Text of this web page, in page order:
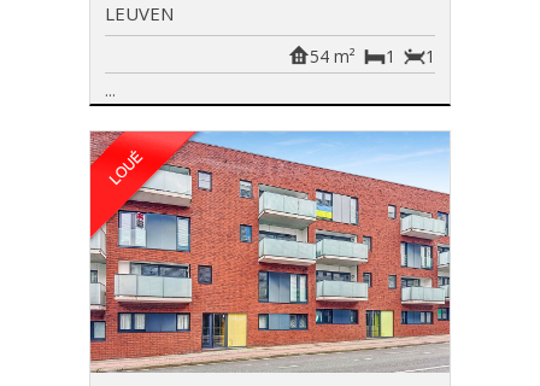
LEUVEN
1
1
54 m²
...